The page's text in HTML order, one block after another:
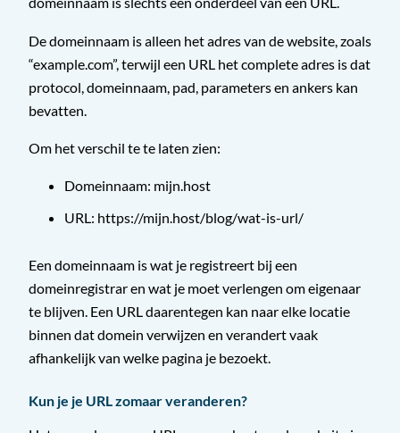
De domeinnaam is alleen het adres van de website, zoals
“example.com”, terwijl een URL het complete adres is dat
protocol, domeinnaam, pad, parameters en ankers kan
bevatten.
Om het verschil te te laten zien:
Domeinnaam: mijn.host
URL: https://mijn.host/blog/wat-is-url/
Een domeinnaam is wat je registreert bij een
domeinregistrar en wat je moet verlengen om eigenaar
te blijven. Een URL daarentegen kan naar elke locatie
binnen dat domein verwijzen en verandert vaak
afhankelijk van welke pagina je bezoekt.
Kun je je URL zomaar veranderen?